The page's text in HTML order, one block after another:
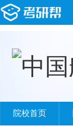
院校首页